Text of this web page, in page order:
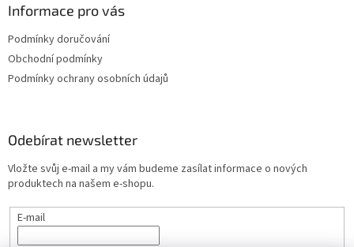
Informace pro vás
Podmínky doručování
Obchodní podmínky
Podmínky ochrany osobních údajů
Odebírat newsletter
Vložte svůj e-mail a my vám budeme zasílat informace o nových
produktech na našem e-shopu.
E-mail